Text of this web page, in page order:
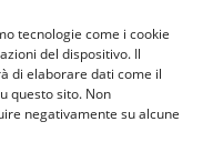
tecnologie come i cookie
del dispositivo. Il
di elaborare dati come il
questo sito. Non
negativamente su alcune
Business